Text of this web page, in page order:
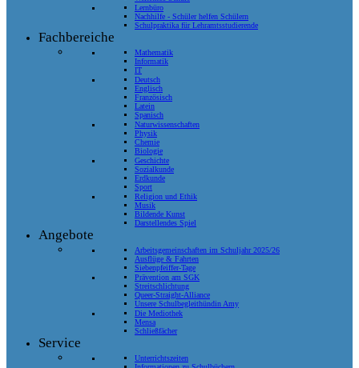
Lernbüro
Nachhilfe - Schüler helfen Schülern
Schulpraktika für Lehramtsstudierende
Fachbereiche
Mathematik
Informatik
IT
Deutsch
Englisch
Französisch
Latein
Spanisch
Naturwissenschaften
Physik
Chemie
Biologie
Geschichte
Sozialkunde
Erdkunde
Sport
Religion und Ethik
Musik
Bildende Kunst
Darstellendes Spiel
Angebote
Arbeitsgemeinschaften im Schuljahr 2025/26
Ausflüge & Fahrten
Siebenpfeiffer-Tage
Prävention am SGK
Streitschlichtung
Queer-Straight-Alliance
Unsere Schulbegleithündin Amy
Die Mediothek
Mensa
Schließfächer
Service
Unterrichtszeiten